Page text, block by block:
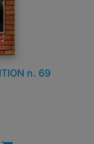
n. 69